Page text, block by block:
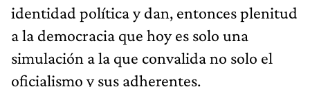
identidad política y dan, entonces plenitud
a la democracia que hoy es solo una
simulación a la que convalida no solo el
oficialismo y sus adherentes.